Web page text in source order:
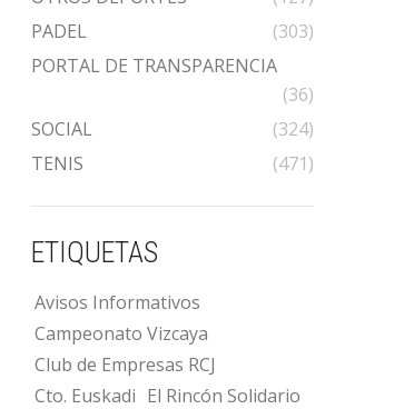
PADEL
(303)
PORTAL DE TRANSPARENCIA
(36)
SOCIAL
(324)
TENIS
(471)
ETIQUETAS
Avisos Informativos
Campeonato Vizcaya
Club de Empresas RCJ
Cto. Euskadi El Rincón Solidario